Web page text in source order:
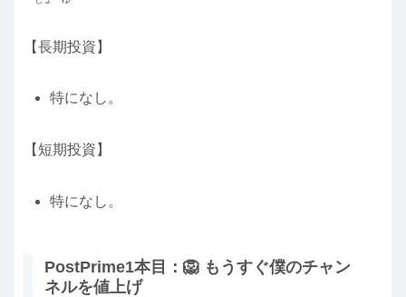
【長期投資】
特になし。
【短期投資】
特になし。
PostPrime1本目：🦁 もうすぐ僕のチャン
ネルを値上げ